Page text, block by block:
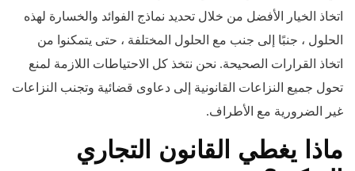
اتخاذ الخيار الأفضل من خلال تحديد نماذج الفوائد والخسارة لهذه
الحلول ، جنبًا إلى جنب مع الحلول المختلفة ، حتى يتمكنوا من
اتخاذ القرارات الصحيحة. نحن نتخذ كل الاحتياطات اللازمة لمنع
تحول جميع النزاعات القانونية إلى دعاوى قضائية وتجنب النزاعات
غير الضرورية مع الأطراف.
ماذا يغطي القانون التجاري